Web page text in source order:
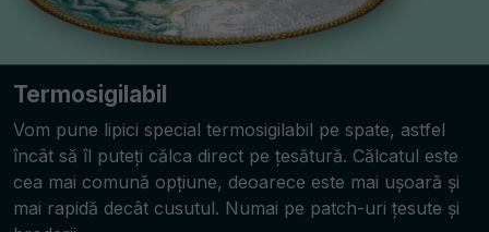
Termosigilabil
Vom pune lipici special termosigilabil pe spate, astfel
încât să îl puteți călca direct pe țesătură. Călcatul este
cea mai comună opțiune, deoarece este mai ușoară și
mai rapidă decât cusutul. Numai pe patch-uri țesute și